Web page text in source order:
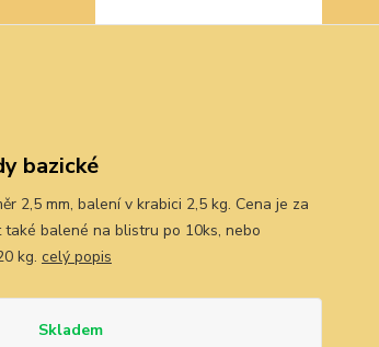
bazické
2,5 mm, balení v krabici 2,5 kg. Cena je za
balené na blistru po 10ks, nebo
kg. celý popis
Skladem